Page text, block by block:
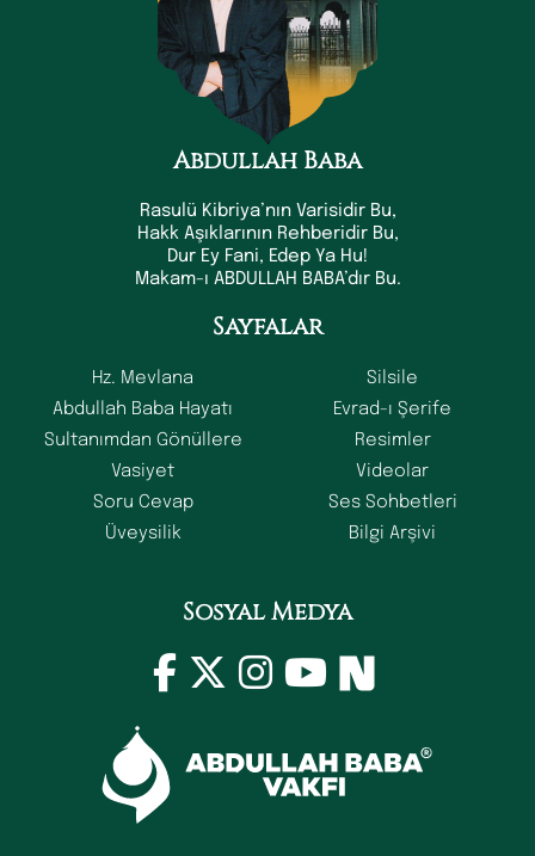
Abdullah Baba
Rasulü Kibriya’nın Varisidir Bu,
Hakk Aşıklarının Rehberidir Bu,
Dur Ey Fani, Edep Ya Hu!
Makam-ı ABDULLAH BABA’dır Bu.
Sayfalar
Hz. Mevlana
Abdullah Baba Hayatı
Sultanımdan Gönüllere
Vasiyet
Soru Cevap
Üveysilik
Silsile
Evrad-ı Şerife
Resimler
Videolar
Ses Sohbetleri
Bilgi Arşivi
Sosyal Medya